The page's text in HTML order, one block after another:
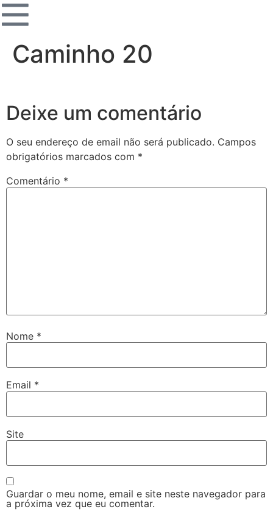
Caminho 20
Deixe um comentário
O seu endereço de email não será publicado. Campos
obrigatórios marcados com *
Comentário *
Nome *
Email *
Site
Guardar o meu nome, email e site neste navegador para
a próxima vez que eu comentar.